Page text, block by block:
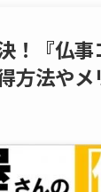
！『仏事
方法やメ